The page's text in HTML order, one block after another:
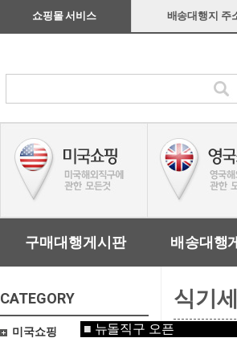
■ 뉴돌직구 오픈
쇼핑몰 서비스 배송대행지 주
구매대행게시판 배송대행
CATEGORY
미국쇼핑
식기